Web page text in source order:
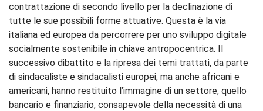
contrattazione di secondo livello per la declinazione di
tutte le sue possibili forme attuative. Questa è la via
italiana ed europea da percorrere per uno sviluppo digitale
socialmente sostenibile in chiave antropocentrica. Il
successivo dibattito e la ripresa dei temi trattati, da parte
di sindacaliste e sindacalisti europei, ma anche africani e
americani, hanno restituito l’immagine di un settore, quello
bancario e finanziario, consapevole della necessità di una